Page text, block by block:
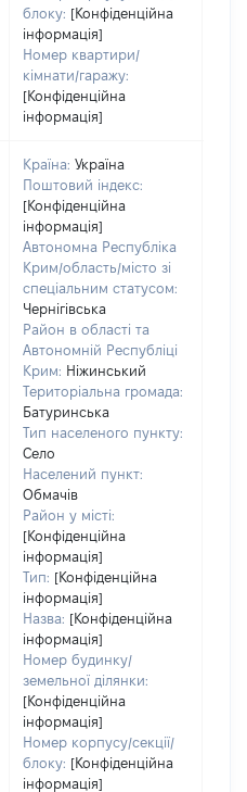
блоку: [Конфіденційна
інформація]
Номер квартири/
кімнати/гаражу:
[Конфіденційна
інформація]
Країна: Україна
Поштовий індекс:
[Конфіденційна
інформація]
Автономна Республіка
Крим/область/місто зі
спеціальним статусом:
Чернігівська
Район в області та
Автономній Республіці
Крим: Ніжинський
Територіальна громада:
Батуринська
Тип населеного пункту:
Село
Населений пункт:
Обмачів
Район у місті:
[Конфіденційна
інформація]
Тип: [Конфіденційна
інформація]
Назва: [Конфіденційна
інформація]
Номер будинку/
земельної ділянки:
[Конфіденційна
інформація]
Номер корпусу/секції/
блоку: [Конфіденційна
інформація]